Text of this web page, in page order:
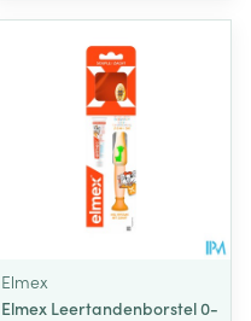
Elmex
Elmex Leertandenborstel 0-